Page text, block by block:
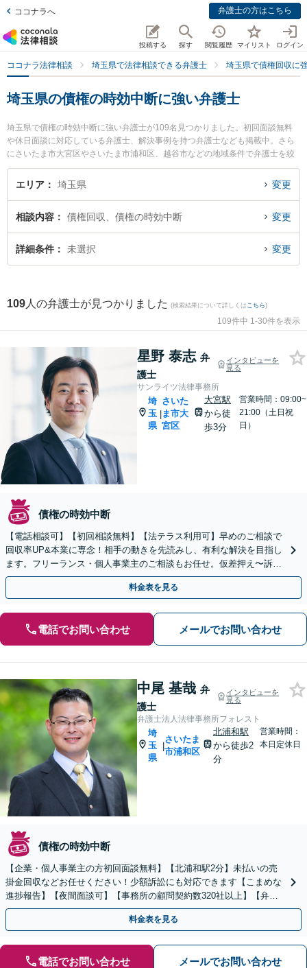
ココナラへ 弁護士の方はこちら
投稿する 探す 閲覧履歴 マイリスト ログイン
ココナラ法律相談 埼玉県で法律相談できる弁護士 埼玉県で債権回収に
埼玉県の債権の時効中断に強い弁護士
埼玉県で債権の時効中断に強い弁護士が109名見つかりました。初回面談無料
や休日面談に対応している弁護士、解決事例を持つ弁護士なども掲載中。さら
にさいたま市大宮区やさいたま市浦和区、越谷市などの地域条件で弁護士を絞
り込めます。債権回収に関係する売掛金回収や債権回収代行、債権の時効中断
等の細かな分野での絞り込み検索もでき便利です。特にサンライツ法律事務所
どが注目されています。『埼玉県で土日や夜間に発生した債権の時効中断のト
ラブルを今すぐに弁護士に相談したい』『債権の時効中断のトラブル解決の実
績豊富な近くの弁護士を検索したい』『初回相談無料で債権の時効中断を法律
エリア 埼玉県 変更
相談内容 債権回収、債権の時効中断 変更
詳細条件 未選択 変更
109 人の弁護士が見つかりました (検索結果について詳しくは こちら)
109件中 1-30件を表示
星野 泰志 弁
護士
インタビューを
見る
サンライツ法律事務所
埼
玉
県
|
さいた
ま市大
宮区
大宮駅
から徒
歩3分
営業時間：09:00~
21:00（土日祝
日）
債権の時効中断
【電話相談可】【初回相談無料】【法テラス利用可】早めのご相談で
回収率UP&本業に専念！相手の動きを先読みし、有利な解決を目指し
ます。フリーランス・個人事業主のご相談もお任せ。仮差押え〜訴
訟・強制執行まで一貫サポート【完全個室】【大宮駅3分】
料金表を見る
電話でお問い合わせ メールでお問い合わせ
中尾 基哉 弁
護士
インタビューを
見る
弁護士法人法律事務所フォレスト
埼
玉
県
|
さいたま
市浦和区
北浦和駅
から徒歩2
分
営業時間：
本日定休日
債権の時効中断
【企業・個人事業主の方初回面談無料】【北浦和駅2分】未払いの売
掛金回収などお任せください！少額訴訟にも対応できます【こまめな
進捗報告】【夜間面談可】【事務所の顧問契約数320社以上】【弁護
士6人在籍&専門家顧問がフルサポート】
料金表を見る
電話でお問い合わせ メールでお問い合わせ